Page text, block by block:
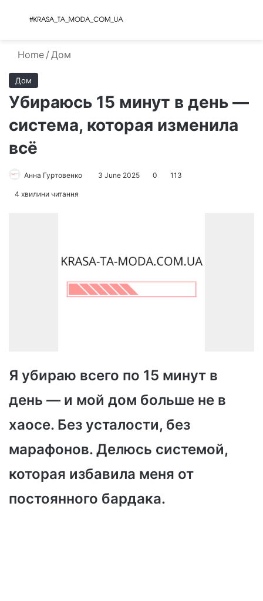
Menu
Home / Дом
Дом
Убираюсь 15 минут в день —
система, которая изменила
всё
Анна Гуртовенко 3 June 2025 0 113
4 хвилини читання
Я убираю всего по 15 минут в
день — и мой дом больше не в
хаосе. Без усталости, без
марафонов. Делюсь системой,
которая избавила меня от
постоянного бардака.